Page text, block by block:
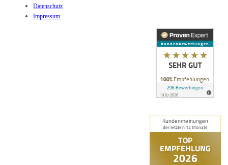
Datenschutz
Impressum